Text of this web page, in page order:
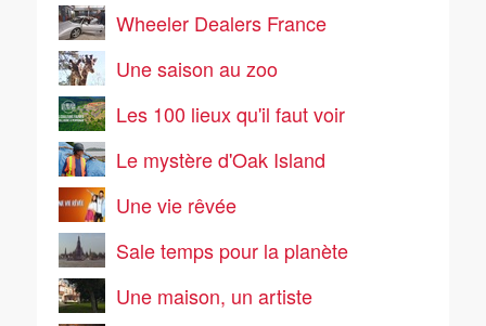
Wheeler Dealers France
Une saison au zoo
Les 100 lieux qu'il faut voir
Le mystère d'Oak Island
Une vie rêvée
Sale temps pour la planète
Une maison, un artiste